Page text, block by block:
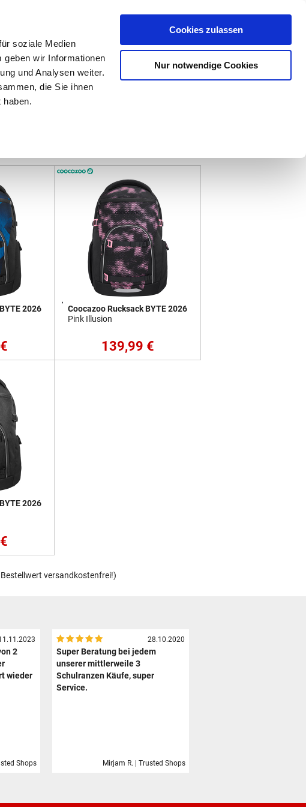
soziale Medien
geben wir Informationen
und Analysen weiter.
die Sie ihnen
haben.
Cookies zulassen
Nur notwendige Cookies
0,00 €
2026
Coocazoo Rucksack BYTE 2026
Pink Illusion
139,99 €
2026
versandkostenfrei!)
2
wieder
Shops
28.10.2020
Super Beratung bei jedem
unserer mittlerweile 3
Schulranzen Käufe, super
Service.
Mirjam R. | Trusted Shops